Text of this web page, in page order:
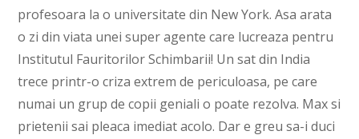
profesoara la o universitate din New York. Asa arata
o zi din viata unei super agente care lucreaza pentru
Institutul Fauritorilor Schimbarii! Un sat din India
trece printr-o criza extrem de periculoasa, pe care
numai un grup de copii geniali o poate rezolva. Max si
prietenii sai pleaca imediat acolo. Dar e greu sa-i duci